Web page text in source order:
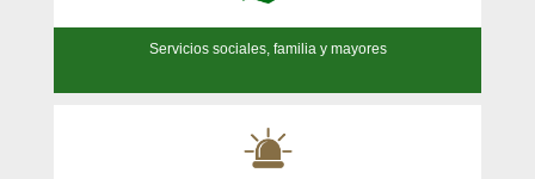
Servicios sociales, familia y mayores